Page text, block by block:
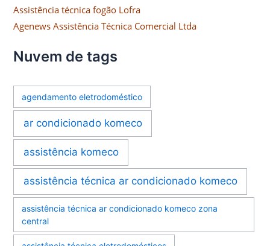
Assistência técnica fogão Lofra
Agenews Assistência Técnica Comercial Ltda
Nuvem de tags
agendamento eletrodoméstico
ar condicionado komeco
assistência komeco
assistência técnica ar condicionado komeco
assistência técnica ar condicionado komeco zona
central